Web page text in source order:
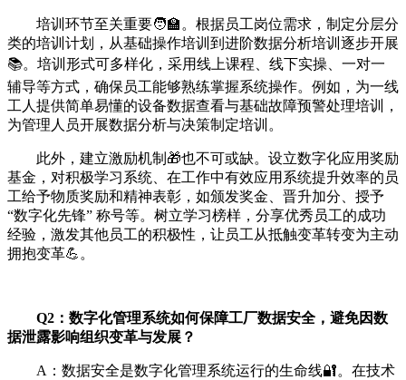
培训环节至关重要🧑‍🏫。根据员工岗位需求，制定分层分
类的培训计划，从基础操作培训到进阶数据分析培训逐步开展
📚。培训形式可多样化，采用线上课程、线下实操、一对一
辅导等方式，确保员工能够熟练掌握系统操作。例如，为一线
工人提供简单易懂的设备数据查看与基础故障预警处理培训，
为管理人员开展数据分析与决策制定培训。
此外，建立激励机制🎁也不可或缺。设立数字化应用奖励
基金，对积极学习系统、在工作中有效应用系统提升效率的员
工给予物质奖励和精神表彰，如颁发奖金、晋升加分、授予
“数字化先锋” 称号等。树立学习榜样，分享优秀员工的成功
经验，激发其他员工的积极性，让员工从抵触变革转变为主动
拥抱变革💪。
Q2：数字化管理系统如何保障工厂数据安全，避免因数
据泄露影响组织变革与发展？
A：数据安全是数字化管理系统运行的生命线🔐。在技术